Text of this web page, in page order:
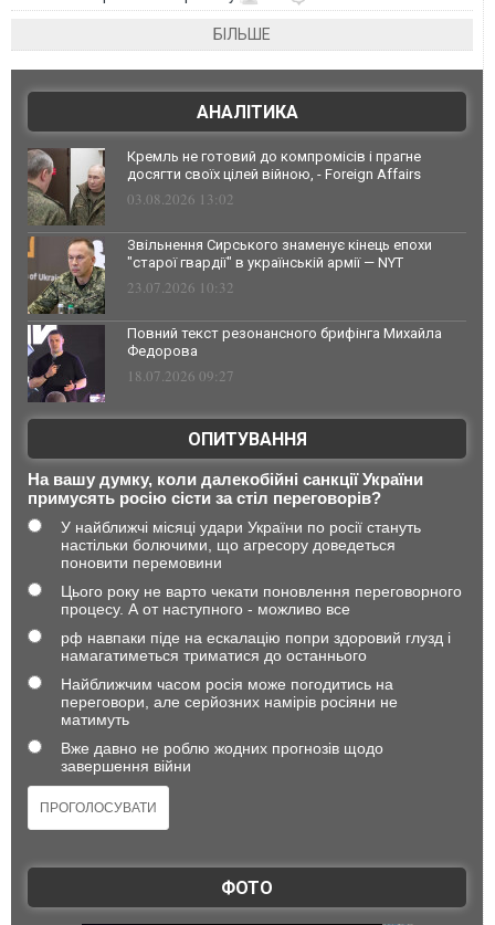
БІЛЬШЕ
АНАЛІТИКА
Кремль не готовий до компромісів і прагне
досягти своїх цілей війною, - Foreign Affairs
03.08.2026 13:02
Звільнення Сирського знаменує кінець епохи
"старої гвардії" в українській армії — NYT
23.07.2026 10:32
Повний текст резонансного брифінга Михайла
Федорова
18.07.2026 09:27
ОПИТУВАННЯ
На вашу думку, коли далекобійні санкції України
примусять росію сісти за стіл переговорів?
У найближчі місяці удари України по росії стануть
настільки болючими, що агресору доведеться
поновити перемовини
Цього року не варто чекати поновлення переговорного
процесу. А от наступного - можливо все
рф навпаки піде на ескалацію попри здоровий глузд і
намагатиметься триматися до останнього
Найближчим часом росія може погодитись на
переговори, але серйозних намірів росіяни не
матимуть
Вже давно не роблю жодних прогнозів щодо
завершення війни
ФОТО